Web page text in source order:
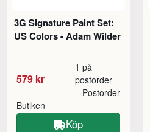
3G Signature Paint Set:
US Colors - Adam Wilder
579 kr
1 på
postorder
Butiken
Postorder
Köp